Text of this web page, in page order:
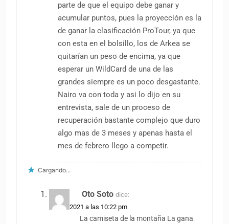
parte de que el equipo debe ganar y
acumular puntos, pues la proyección es la
de ganar la clasificación ProTour, ya que
con esta en el bolsillo, los de Arkea se
quitarían un peso de encima, ya que
esperar un WildCard de una de las
grandes siempre es un poco desgastante.
Nairo va con toda y asi lo dijo en su
entrevista, sale de un proceso de
recuperación bastante complejo que duro
algo mas de 3 meses y apenas hasta el
mes de febrero llego a competir.
Cargando...
Oto Soto dice:
1 abril, 2021 a las 10:22 pm
La camiseta de la montaña La gana